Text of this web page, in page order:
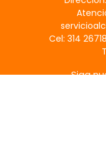
Cel: 314
Siga